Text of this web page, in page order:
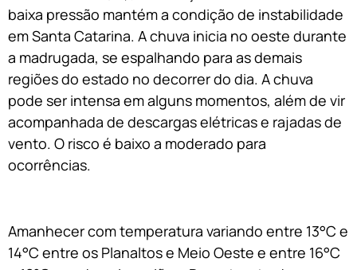
baixa pressão mantém a condição de instabilidade
em Santa Catarina. A chuva inicia no oeste durante
a madrugada, se espalhando para as demais
regiões do estado no decorrer do dia. A chuva
pode ser intensa em alguns momentos, além de vir
acompanhada de descargas elétricas e rajadas de
vento. O risco é baixo a moderado para
ocorrências.
Amanhecer com temperatura variando entre 13°C e
14°C entre os Planaltos e Meio Oeste e entre 16°C